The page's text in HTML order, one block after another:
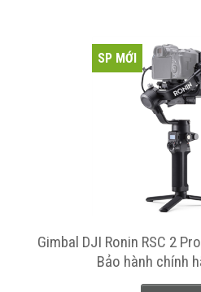
SP MỚI
Gimbal DJI Ronin RSC 2
Bảo hành chính